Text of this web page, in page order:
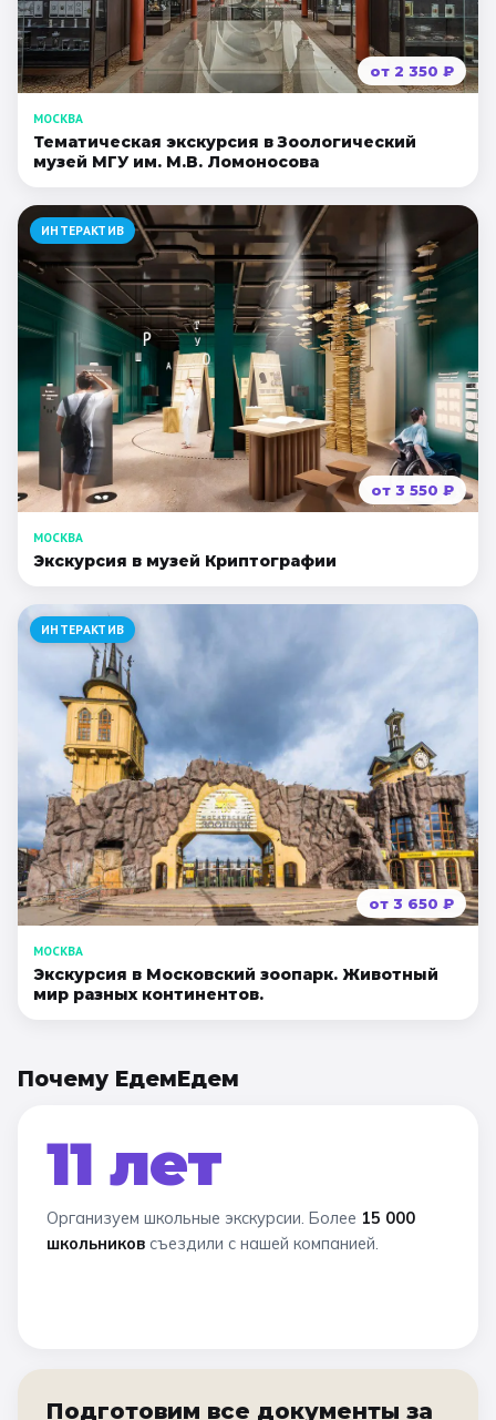
от 2 350 ₽
МОСКВА
Тематическая экскурсия в Зоологический
музей МГУ им. М.В. Ломоносова
ИНТЕРАКТИВ
от 3 550 ₽
МОСКВА
Экскурсия в музей Криптографии
ИНТЕРАКТИВ
от 3 650 ₽
МОСКВА
Экскурсия в Московский зоопарк. Животный
мир разных континентов.
Почему ЕдемЕдем
11 лет
Организуем школьные экскурсии. Более 15 000
школьников съездили с нашей компанией.
Подготовим все документы за